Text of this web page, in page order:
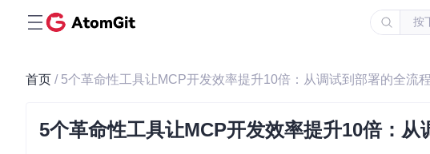
按
首页 / 5个革命性工具让MCP开发效率提升10倍：从调试到部署的全流
5个革命性工具让MCP开发效率提升10倍：从